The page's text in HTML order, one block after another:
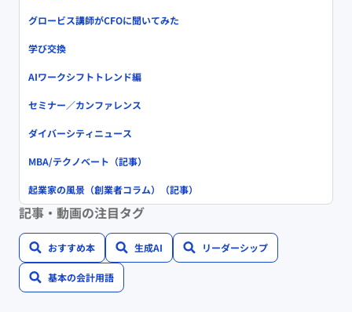
グロービス講師がCFOに聞いてみた
学び交換
AIワークシフトトレンド編
セミナー／カンファレンス
ダイバーシティニュース
MBA/テクノベート（記事）
起業家の風景（創業者コラム）（記事）
記事・動画の注目タグ
おすすめ本 生成AI リーダーシップ
基本の会計用語